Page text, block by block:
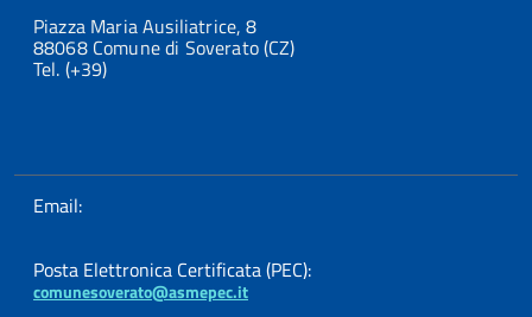
Piazza Maria Ausiliatrice, 8
88068 Comune di Soverato (CZ)
Tel. (+39)
Email:
Posta Elettronica Certificata (PEC):
comunesoverato@asmepec.it